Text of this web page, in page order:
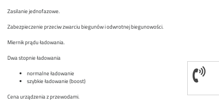
Zasilanie jednofazowe.
Zabezpieczenie przeciw zwarciu biegunów i odwrotnej biegunowości.
Miernik prądu ładowania.
Dwa stopnie ładowania
normalne ładowanie
szybkie ładowanie (boost)
Cena urządzenia z przewodami.